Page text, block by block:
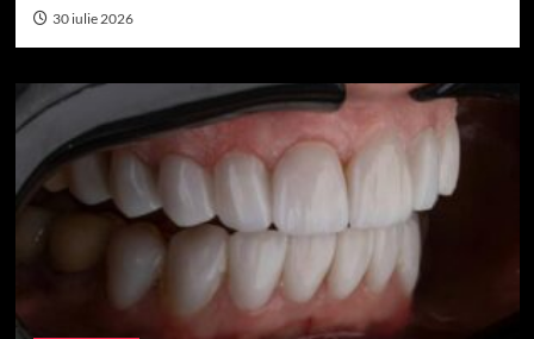
30 iulie 2026